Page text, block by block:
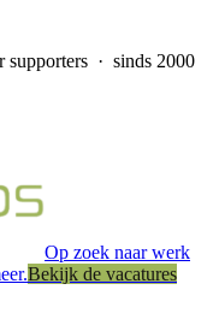
supporters · sinds 2000
Op zoek naar werk
Bekijk de vacatures